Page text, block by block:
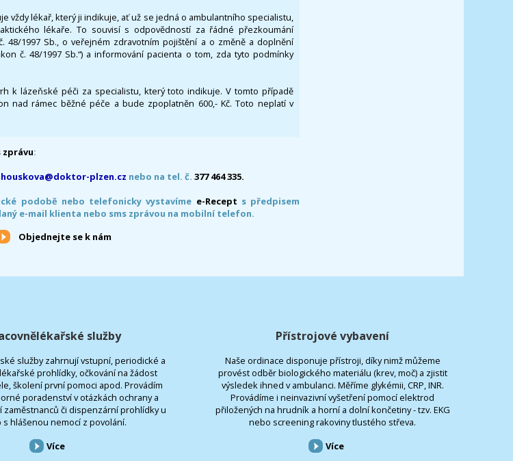
vždy lékař, který ji indikuje, ať už se jedná o ambulantního specialistu,
lékaře. To souvisí s odpovědností za řádné přezkoumání
1997 Sb., o veřejném zdravotním pojištění a o změně a doplnění
č. 48/1997 Sb.“) a informování pacienta o tom, zda tyto podmínky
k lázeňské péči za specialistu, který toto indikuje. V tomto případě
nad rámec běžné péče a bude zpoplatněn 600,- Kč. Toto neplatí v
zprávu:
houskova@doktor-plzen.cz nebo na tel. č. 377 464 335.
podobě nebo telefonicky vystavíme e-Recept s předpisem
e-mail klienta nebo sms zprávou na mobilní telefon.
Objednejte se k nám
služby
služby zahrnují vstupní, periodické a
prohlídky, očkování na žádost
školení první pomoci apod. Provádím
poradenství v otázkách ochrany a
zaměstnanců či dispenzární prohlídky u
s hlášenou nemocí z povolání.
Více
Přístrojové vybavení
Naše ordinace disponuje přístroji, díky nimž můžeme
provést odběr biologického materiálu (krev, moč) a zjistit
výsledek ihned v ambulanci. Měříme glykémii, CRP, INR.
Provádíme i neinvazivní vyšetření pomocí elektrod
přiložených na hrudník a horní a dolní končetiny - tzv. EKG
nebo screening rakoviny tlustého střeva.
Více